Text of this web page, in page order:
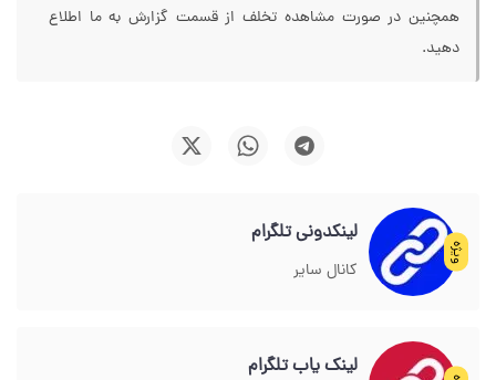
همچنین در صورت مشاهده تخلف از قسمت گزارش به ما اطلاع
دهید.
ویژه
لینکدونی تلگرام
کانال سایر
لینک یاب تلگرام